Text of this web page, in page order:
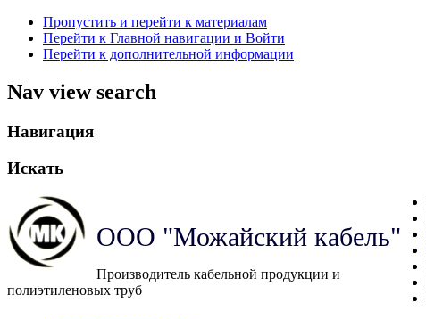
Пропустить и перейти к материалам
Перейти к Главной навигации и Войти
Перейти к дополнительной информации
Nav view search
Навигация
Искать
ООО "Можайский кабель"
Производитель кабельной продукции и
полиэтиленовых труб